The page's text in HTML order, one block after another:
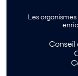
Les